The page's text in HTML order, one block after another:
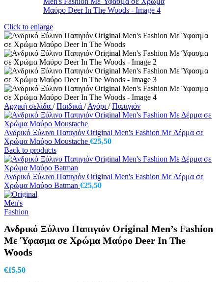
Click to enlarge
Αρχική σελίδα / Παιδικά / Αγόρι / Παπιγιόν
Ανδρικό Ξύλινο Παπιγιόν Original Men's Fashion Με Δέρμα σε
Χρώμα Μαύρο Moustache €25,50
Back to products
Ανδρικό Ξύλινο Παπιγιόν Original Men's Fashion Με Δέρμα σε
Χρώμα Μαύρο Batman €25,50
Ανδρικό Ξύλινο Παπιγιόν Original Men’s Fashion
Με Ύφασμα σε Χρώμα Μαύρο Deer In The
Woods
€15,50